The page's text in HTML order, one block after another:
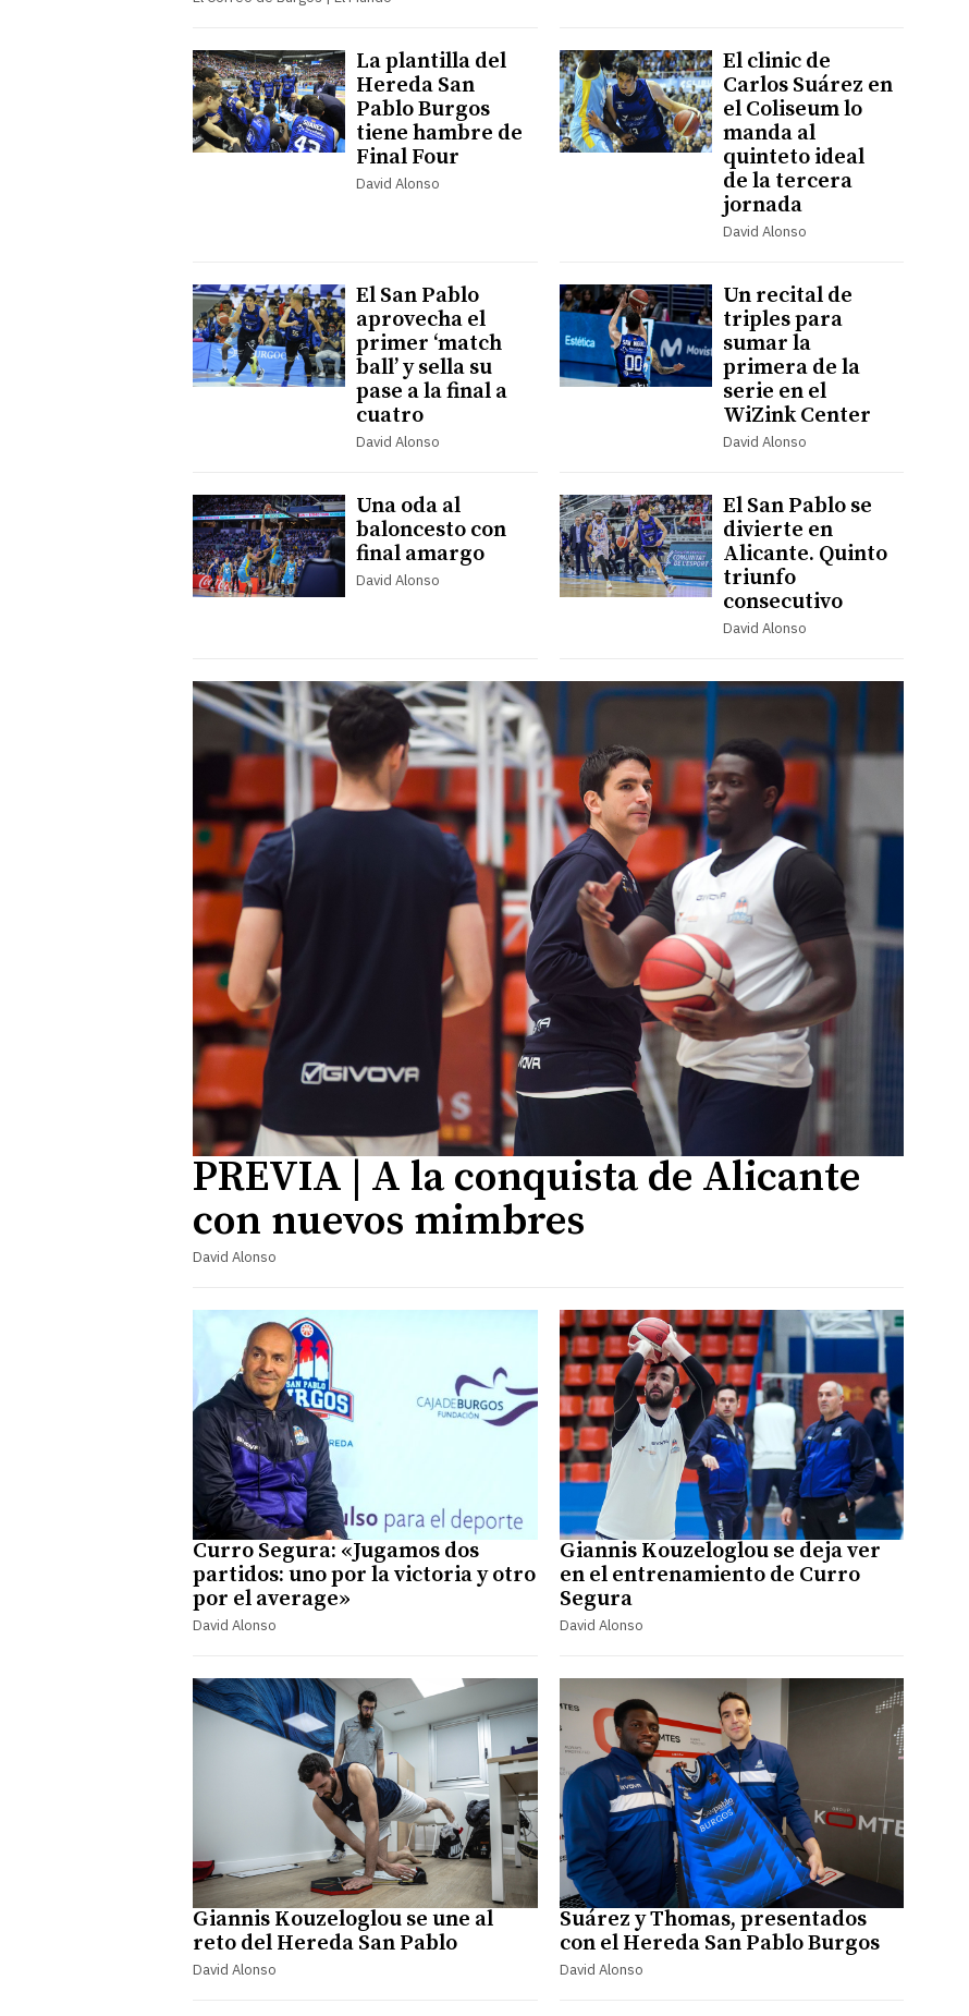
La plantilla del
Hereda San
Pablo Burgos
tiene hambre de
Final Four
David Alonso
El clinic de
Carlos Suárez en
el Coliseum lo
manda al
quinteto ideal
de la tercera
jornada
David Alonso
El San Pablo
aprovecha el
primer ‘match
ball’ y sella su
pase a la final a
cuatro
David Alonso
Un recital de
triples para
sumar la
primera de la
serie en el
WiZink Center
David Alonso
Una oda al
baloncesto con
final amargo
David Alonso
El San Pablo se
divierte en
Alicante. Quinto
triunfo
consecutivo
David Alonso
PREVIA | A la conquista de Alicante
con nuevos mimbres
David Alonso
Curro Segura: «Jugamos dos
partidos: uno por la victoria y otro
por el average»
David Alonso
Giannis Kouzeloglou se deja ver
en el entrenamiento de Curro
Segura
David Alonso
Giannis Kouzeloglou se une al
reto del Hereda San Pablo
David Alonso
Suárez y Thomas, presentados
con el Hereda San Pablo Burgos
David Alonso